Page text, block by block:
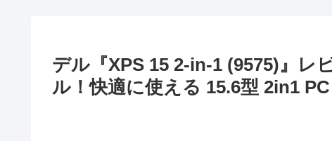
デル『XPS 15 2-in-1 (9575)』レ
ル！快適に使える 15.6型 2in1 PC